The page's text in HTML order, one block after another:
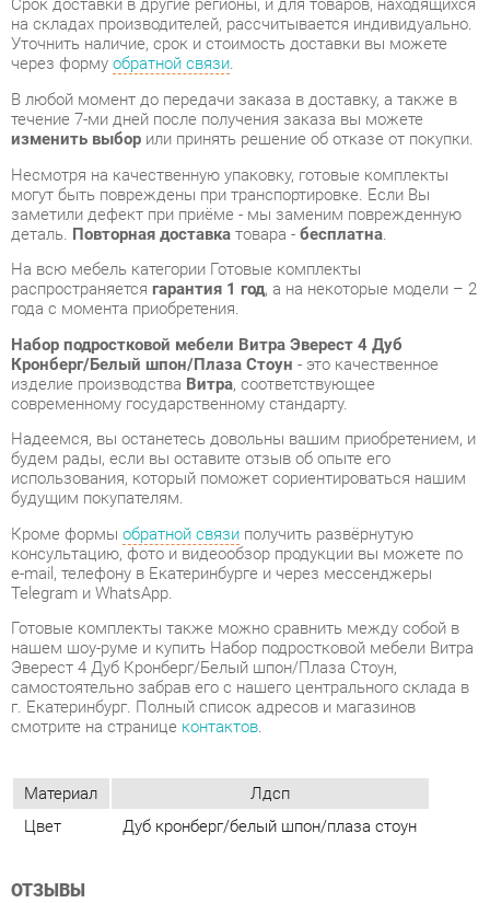
В любой момент до передачи заказа в доставку, а также в
течение 7-ми дней после получения заказа вы можете
изменить выборили принять решение об отказе от покупки.
могут быть повреждены при транспортировке. Если Вы
заметили дефект при приёме - мы заменим поврежденную
деталь.Повторная доставкатовара -бесплатна.
На всю мебель категории Готовые комплекты
распространяетсягарантия 1 год, а на некоторые модели – 2
года с момента приобретения.
Набор подростковой мебели Витра Эверест 4 Дуб
Кронберг/Белый шпон/Плаза Стоун- это качественное
изделие производстваВитра , соответствующее
современному государственному стандарту.
Надеемся, вы останетесь довольны вашим приобретением, и
будем рады, если вы оставите отзыв об опыте его
использования, который поможет сориентироваться нашим
будущим покупателям.
Кроме формы
получить развёрнутую
консультацию, фото и видеообзор продукции вы можете по
e-mail, телефону в Екатеринбурге и через мессенджеры
Telegram и WhatsApp.
нашем шоу-руме и купить Набор подростковой мебели Витра
Эверест 4 Дуб Кронберг/Белый шпон/Плаза Стоун,
самостоятельно забрав его с нашего центрального склада в
г. Екатеринбург. Полный список адресов и магазинов
Материал
Лдсп
Цвет
Дуб кронберг/белый шпон/плаза стоун
Пока нет отзывов, поделитесь первым своим мнением.